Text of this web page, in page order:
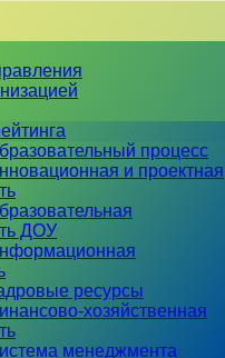
процесс
и проектная
ДОУ
ресурсы
хозяйственная
менеджмента